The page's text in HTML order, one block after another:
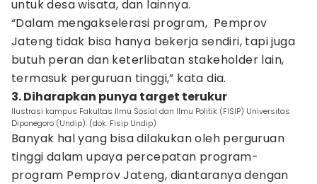
untuk desa wisata, dan lainnya.
“Dalam mengakselerasi program, Pemprov
Jateng tidak bisa hanya bekerja sendiri, tapi juga
butuh peran dan keterlibatan stakeholder lain,
termasuk perguruan tinggi,” kata dia.
3. Diharapkan punya target terukur
Ilustrasi kampus Fakultas Ilmu Sosial dan Ilmu Politik (FISIP) Universitas
Diponegoro (Undip). (dok. Fisip Undip)
Banyak hal yang bisa dilakukan oleh perguruan
tinggi dalam upaya percepatan program-
program Pemprov Jateng, diantaranya dengan